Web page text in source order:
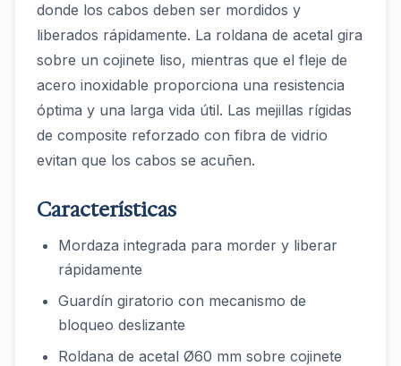
donde los cabos deben ser mordidos y
liberados rápidamente. La roldana de acetal gira
sobre un cojinete liso, mientras que el fleje de
acero inoxidable proporciona una resistencia
óptima y una larga vida útil. Las mejillas rígidas
de composite reforzado con fibra de vidrio
evitan que los cabos se acuñen.
Características
Mordaza integrada para morder y liberar
rápidamente
Guardín giratorio con mecanismo de
bloqueo deslizante
Roldana de acetal Ø60 mm sobre cojinete